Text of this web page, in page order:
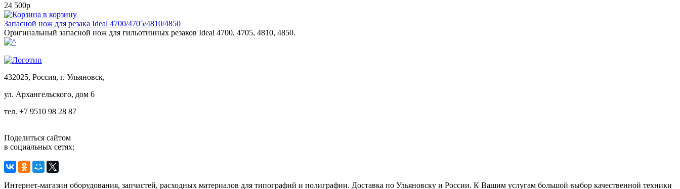
24 500р
в корзину
Запасной нож для резака Ideal 4700/4705/4810/4850
Оригинальный запасной нож для гильотинных резаков Ideal 4700, 4705, 4810, 4850.
432025, Россия, г. Ульяновск,
ул. Архангельского, дом 6
тел. +7 9510 98 28 87
Поделиться сайтом
в социальных сетях:
Интернет-магазин оборудования, запчастей, расходных материалов для типографий и полиграфии. Доставка по Ульяновску и России. К Вашим услугам большой выбор качественной техники